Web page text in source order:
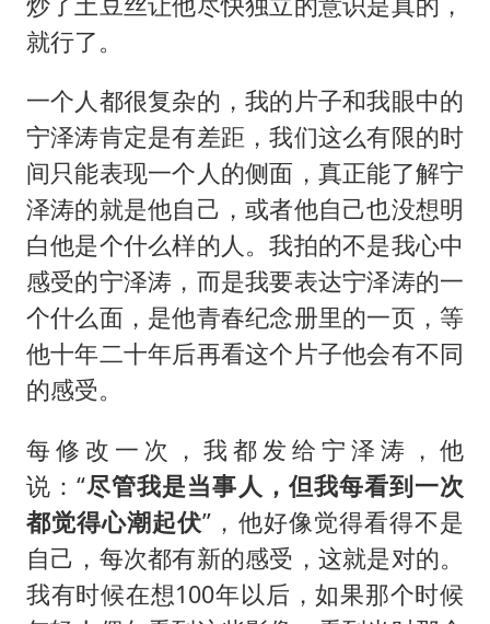
就行了。
一个人都很复杂的，我的片子和我眼中的
宁泽涛肯定是有差距，我们这么有限的时
间只能表现一个人的侧面，真正能了解宁
泽涛的就是他自己，或者他自己也没想明
白他是个什么样的人。我拍的不是我心中
感受的宁泽涛，而是我要表达宁泽涛的一
个什么面，是他青春纪念册里的一页，等
他十年二十年后再看这个片子他会有不同
的感受。
每修改一次，我都发给宁泽涛，他
说：“尽管我是当事人，但我每看到一次
都觉得心潮起伏”，他好像觉得看得不是
自己，每次都有新的感受，这就是对的。
我有时候在想100年以后，如果那个时候